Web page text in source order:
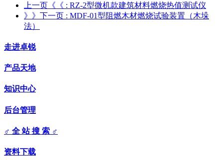
上一页《《 : RZ-2型微机款建筑材料燃烧热值测试仪
》》下一页 : MDF-01型阻燃木材燃烧试验装置（木垛
法）
走进卓锐
产品天地
知识中心
后台管理
♂ 全 站 搜 索 ♂
资料下载